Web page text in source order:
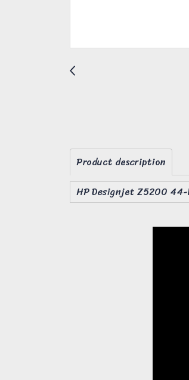
Product description
HP Designjet Z5200